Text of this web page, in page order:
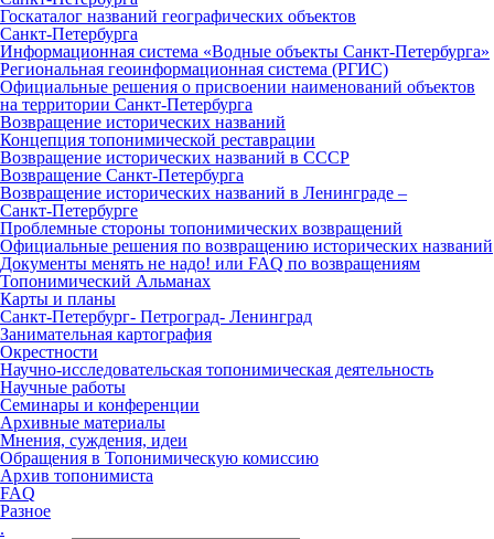
Госкаталог названий географических объектов
Санкт‑Петербурга
Информационная система «Водные объекты Санкт‑Петербурга»
Региональная геоинформационная система (РГИС)
Официальные решения о присвоении наименований объектов
на территории Санкт‑Петербурга
Возвращение исторических названий
Концепция топонимической реставрации
Возвращение исторических названий в СССР
Возвращение Санкт‑Петербурга
Возвращение исторических названий в Ленинграде –
Санкт‑Петербурге
Проблемные стороны топонимических возвращений
Официальные решения по возвращению исторических названий
Документы менять не надо! или FAQ по возвращениям
Топонимический Альманах
Карты и планы
Санкт‑Петербург‑ Петроград‑ Ленинград
Занимательная картография
Окрестности
Научно‑исследовательская топонимическая деятельность
Научные работы
Семинары и конференции
Архивные материалы
Мнения, суждения, идеи
Обращения в Топонимическую комиссию
Архив топонимиста
FAQ
Разное
.